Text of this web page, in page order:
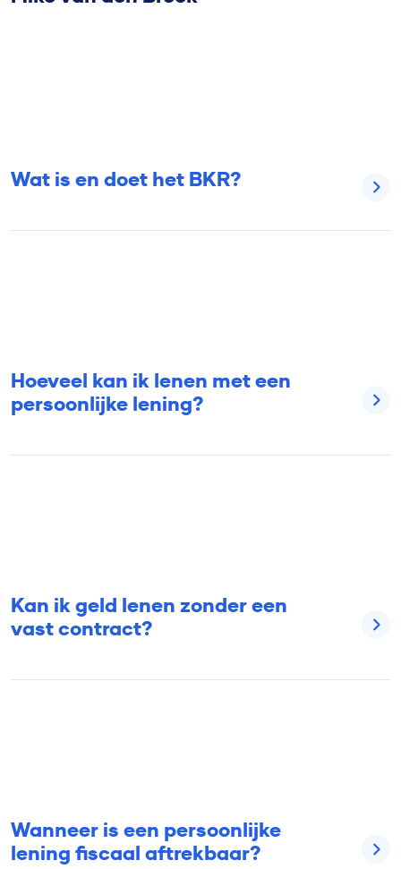
Wat is en doet het BKR?
Hoeveel kan ik lenen met een
persoonlijke lening?
Kan ik geld lenen zonder een
vast contract?
Wanneer is een persoonlijke
lening fiscaal aftrekbaar?